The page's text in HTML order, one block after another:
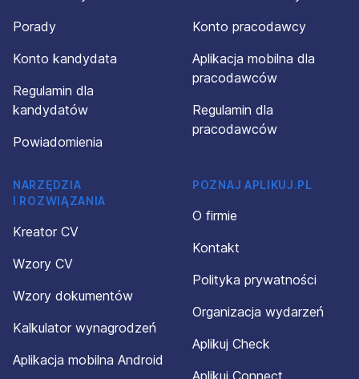
Porady
Konto kandydata
Regulamin dla
kandydatów
Powiadomienia
Konto pracodawcy
Aplikacja mobilna dla
pracodawców
Regulamin dla
pracodawców
NARZĘDZIA
I ROZWIĄZANIA
Kreator CV
Wzory CV
Wzory dokumentów
Kalkulator wynagrodzeń
Aplikacja mobilna Android
POZNAJ APLIKUJ.PL
O firmie
Kontakt
Polityka prywatności
Organizacja wydarzeń
Aplikuj Check
Aplikuj Connect